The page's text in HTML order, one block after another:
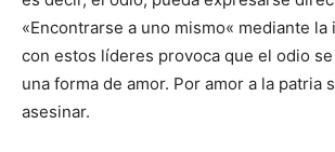
«Encontrarse a uno mismo« mediante
con estos líderes provoca que el odio
una forma de amor. Por amor a la patria
asesinar.